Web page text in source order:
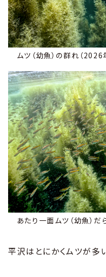
ムツ（幼魚）の群れ（
あたり一面ムツ（幼魚）
平沢はとにかくムツが多い